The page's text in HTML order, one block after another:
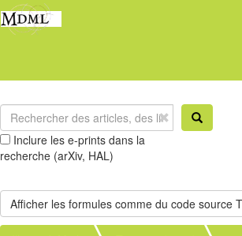
Inclure les e-prints dans la
recherche (arXiv, HAL)